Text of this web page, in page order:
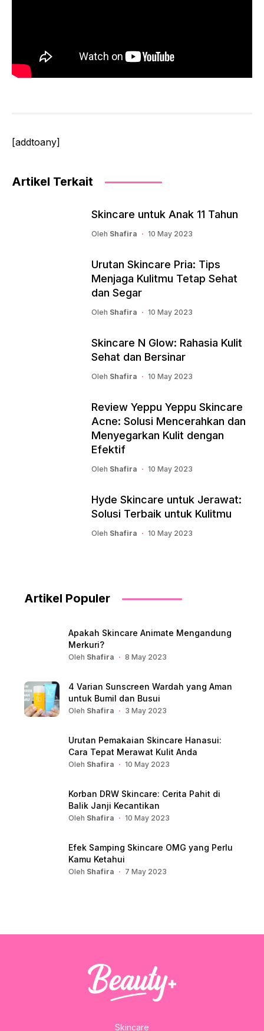
[addtoany]
Artikel Terkait
Skincare untuk Anak 11 Tahun
Oleh Shafira 10 May 2023
Urutan Skincare Pria: Tips
Menjaga Kulitmu Tetap Sehat
dan Segar
Oleh Shafira 10 May 2023
Skincare N Glow: Rahasia Kulit
Sehat dan Bersinar
Oleh Shafira 10 May 2023
Review Yeppu Yeppu Skincare
Acne: Solusi Mencerahkan dan
Menyegarkan Kulit dengan
Efektif
Oleh Shafira 10 May 2023
Hyde Skincare untuk Jerawat:
Solusi Terbaik untuk Kulitmu
Oleh Shafira 10 May 2023
Artikel Populer
Apakah Skincare Animate Mengandung
Merkuri?
Oleh Shafira 8 May 2023
4 Varian Sunscreen Wardah yang Aman
untuk Bumil dan Busui
Oleh Shafira 3 May 2023
Urutan Pemakaian Skincare Hanasui:
Cara Tepat Merawat Kulit Anda
Oleh Shafira 10 May 2023
Korban DRW Skincare: Cerita Pahit di
Balik Janji Kecantikan
Oleh Shafira 10 May 2023
Efek Samping Skincare OMG yang Perlu
Kamu Ketahui
Oleh Shafira 7 May 2023
Skincare